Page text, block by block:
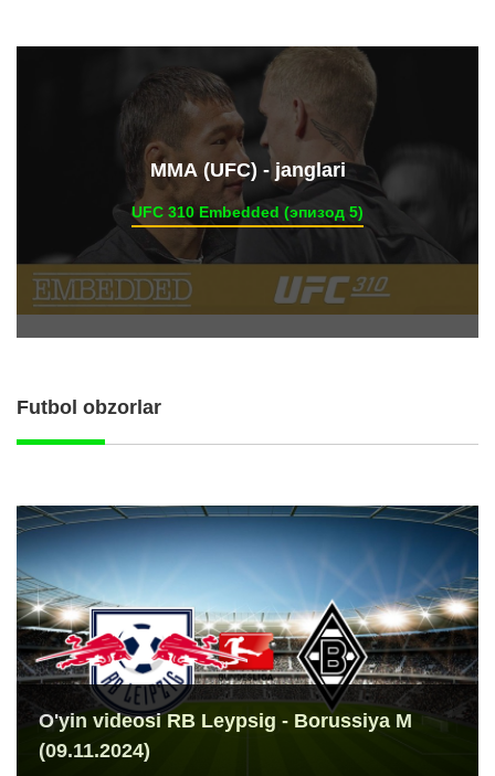
ММА (UFC) - janglari
UFC 310 Embedded (эпизод 5)
Futbol obzorlar
O'yin videosi RB Leypsig - Borussiya M
(09.11.2024)